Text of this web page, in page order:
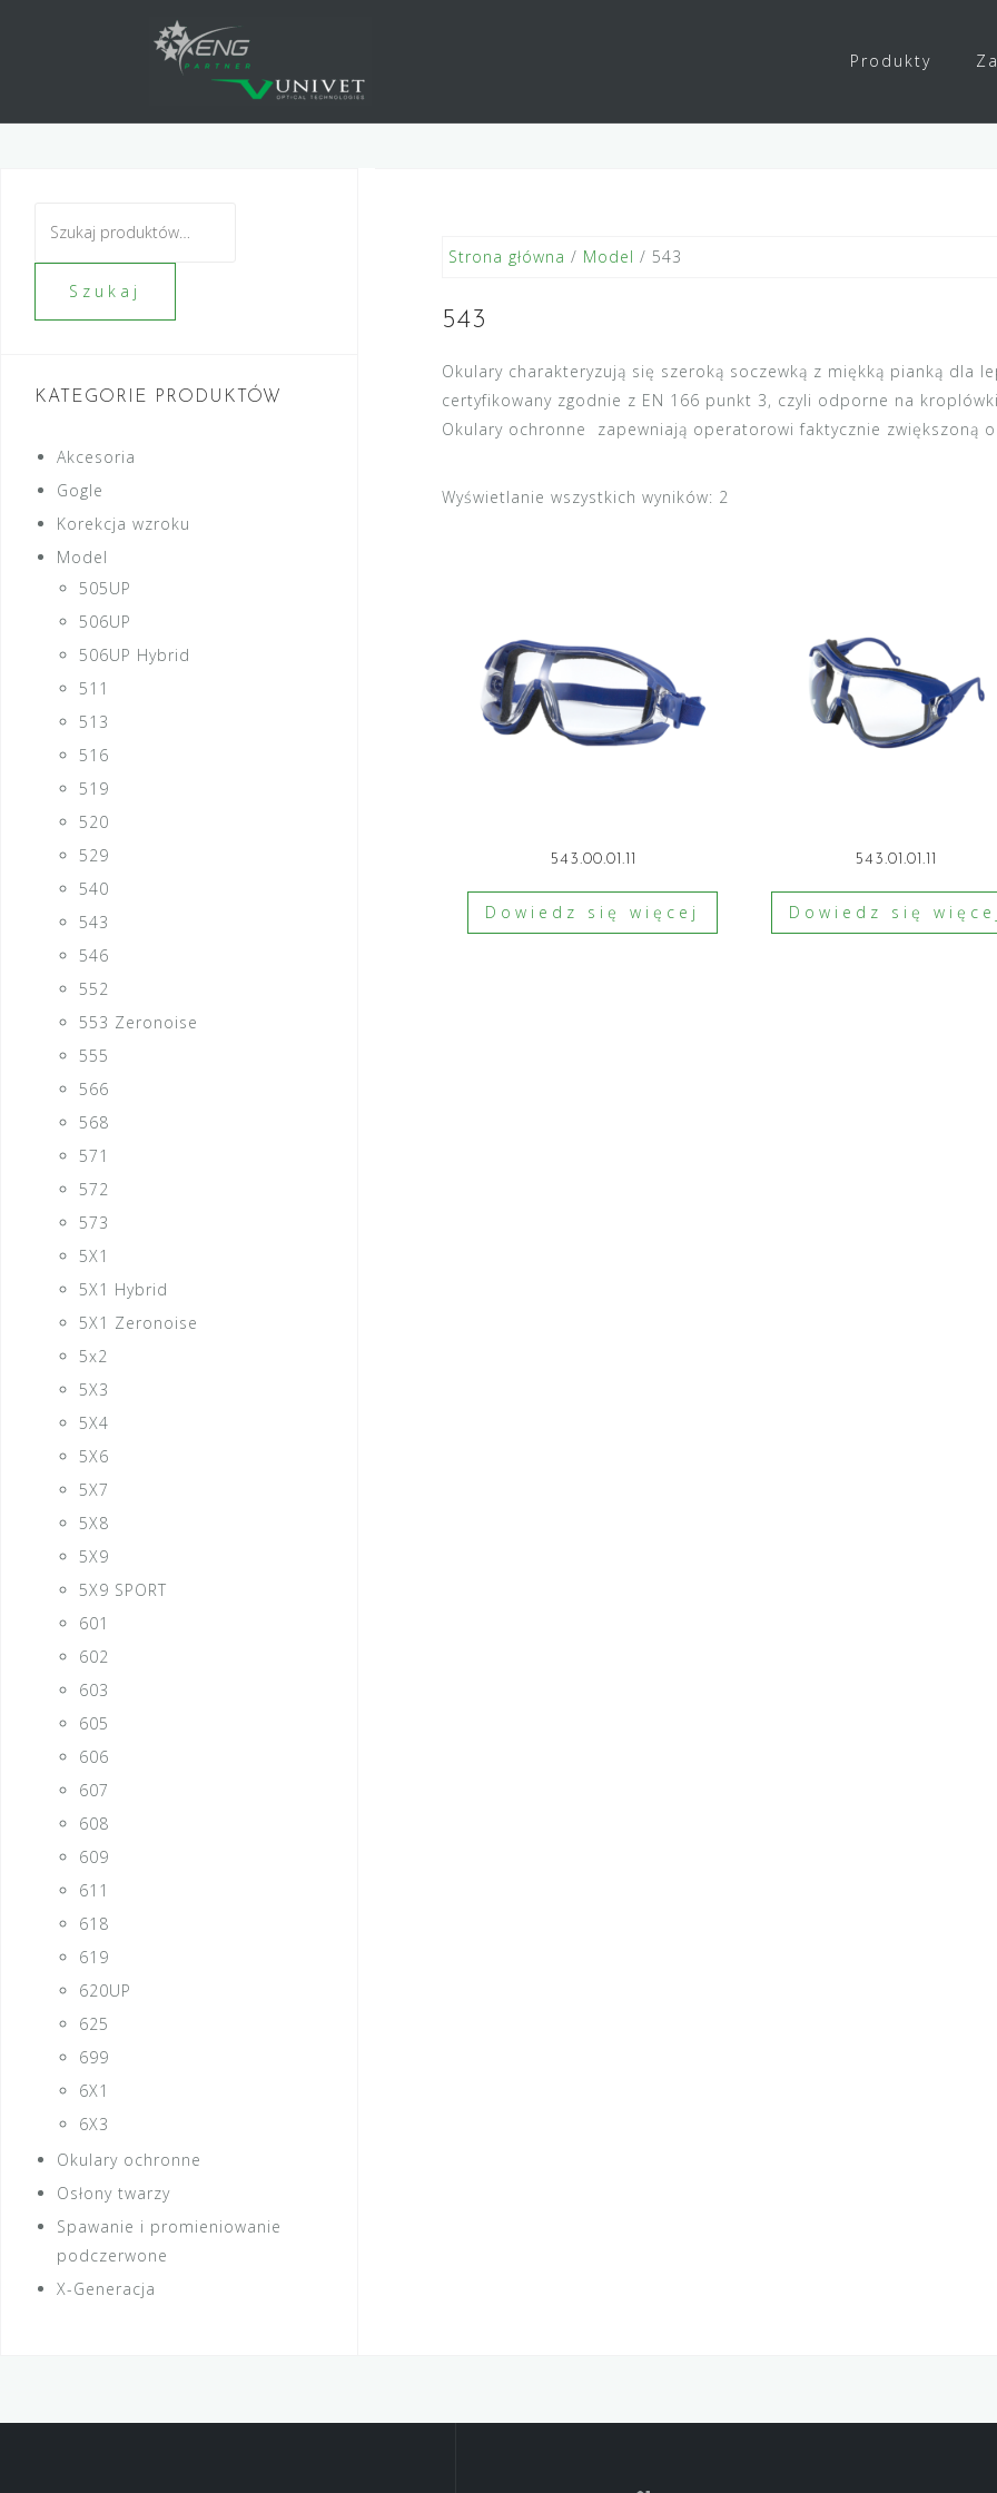
Produkty
Strona główna / Model / 543
543
Okulary charakteryzują się szeroką soczewką z miękką pianką dla
certyfikowany zgodnie z EN 166 punkt 3, czyli odporne na
Okulary ochronne zapewniają operatorowi faktycznie zwiększoną
Wyświetlanie wszystkich wyników: 2
543.00.01.11
Dowiedz się więcej
543.01.01.11
Dowiedz się
Szukaj
KATEGORIE PRODUKTÓW
Akcesoria
Gogle
Korekcja wzroku
Model
505UP
506UP
506UP Hybrid
511
513
516
519
520
529
540
543
546
552
553 Zeronoise
555
566
568
571
572
573
5X1
5X1 Hybrid
5X1 Zeronoise
5x2
5X3
5X4
5X6
5X7
5X8
5X9
5X9 SPORT
601
602
603
605
606
607
608
609
611
618
619
620UP
625
699
6X1
6X3
Okulary ochronne
Osłony twarzy
Spawanie i promieniowanie
podczerwone
X-Generacja